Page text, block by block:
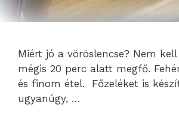
Miért jó a vöröslencse? Nem
mégis 20 perc alatt megfő.
és finom étel. Főzeléket is
ugyanúgy, …